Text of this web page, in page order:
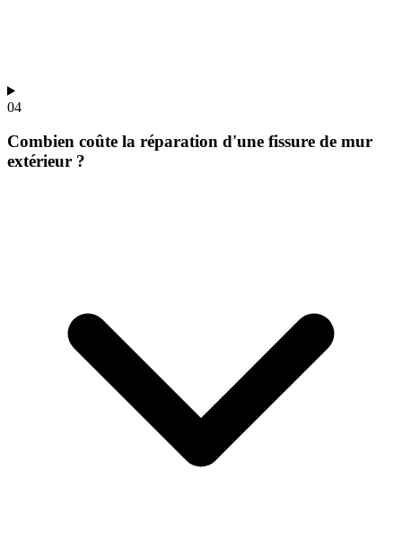
04
Combien coûte la réparation d'une fissure de mur
extérieur ?